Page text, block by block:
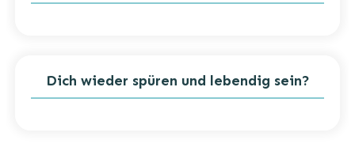
Dich wieder spüren und lebendig sein?